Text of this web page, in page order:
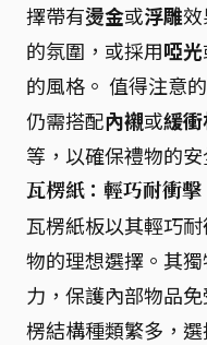
擇帶有燙金或浮雕
的氛圍，或採用啞光
的風格。 值得注意
仍需搭配內襯或緩
等，以確保禮物的安
瓦楞紙：輕巧耐衝
瓦楞紙板以其輕巧
物的理想選擇。其
力，保護內部物品
楞結構種類繁多，